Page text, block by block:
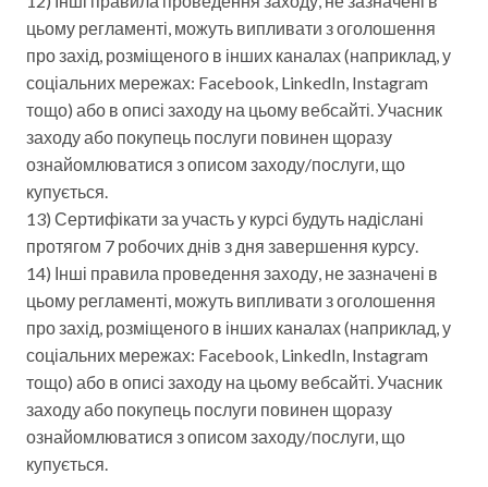
цьому регламенті, можуть випливати з оголошення
про захід, розміщеного в інших каналах (наприклад, у
соціальних мережах: Facebook, LinkedIn, Instagram
тощо) або в описі заходу на цьому вебсайті. Учасник
заходу або покупець послуги повинен щоразу
ознайомлюватися з описом заходу/послуги, що
купується.
13) Сертифікати за участь у курсі будуть надіслані
протягом 7 робочих днів з дня завершення курсу.
14) Інші правила проведення заходу, не зазначені в
цьому регламенті, можуть випливати з оголошення
про захід, розміщеного в інших каналах (наприклад, у
соціальних мережах: Facebook, LinkedIn, Instagram
тощо) або в описі заходу на цьому вебсайті. Учасник
заходу або покупець послуги повинен щоразу
ознайомлюватися з описом заходу/послуги, що
купується.